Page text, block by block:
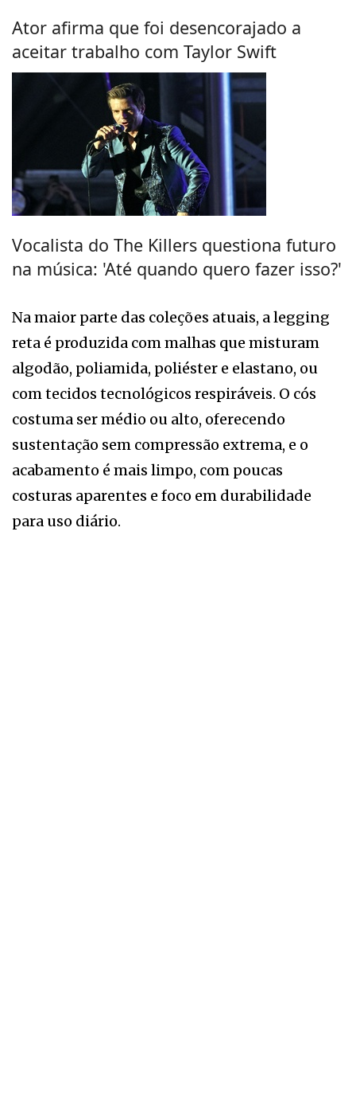
Ator afirma que foi desencorajado a
aceitar trabalho com Taylor Swift
Vocalista do The Killers questiona futuro
na música: 'Até quando quero fazer isso?'
Na maior parte das coleções atuais, a legging
reta é produzida com malhas que misturam
algodão, poliamida, poliéster e elastano, ou
com tecidos tecnológicos respiráveis. O cós
costuma ser médio ou alto, oferecendo
sustentação sem compressão extrema, e o
acabamento é mais limpo, com poucas
costuras aparentes e foco em durabilidade
para uso diário.